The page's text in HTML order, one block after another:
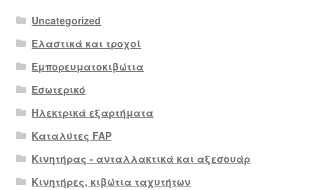
Uncategorized
Ελαστικά και τροχοί
Εμπορευματοκιβώτια
Εσωτερικό
Ηλεκτρικά εξαρτήματα
Καταλύτες FAP
Κινητήρας - ανταλλακτικά και αξεσουάρ
Κινητήρες, κιβώτια ταχυτήτων